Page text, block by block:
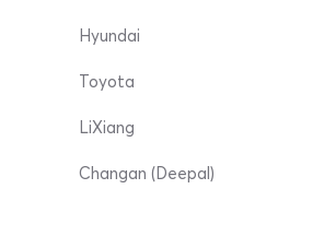
Hyundai
Toyota
LiXiang
Changan (Deepal)